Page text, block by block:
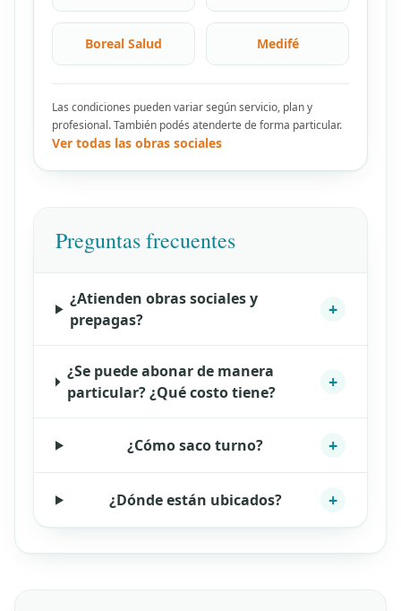
Boreal Salud Medifé
Las condiciones pueden variar según servicio, plan y
profesional. También podés atenderte de forma particular.
Ver todas las obras sociales
Preguntas frecuentes
¿Atienden obras sociales y
prepagas?
+
¿Se puede abonar de manera
particular? ¿Qué costo tiene?
+
¿Cómo saco turno? +
¿Dónde están ubicados? +